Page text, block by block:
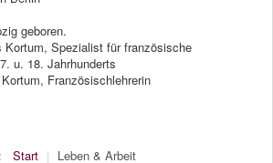
geboren.
Kortum, Spezialist für französische
u. 18. Jahrhunderts
Französischlehrerin
Start | Leben & Arbeit